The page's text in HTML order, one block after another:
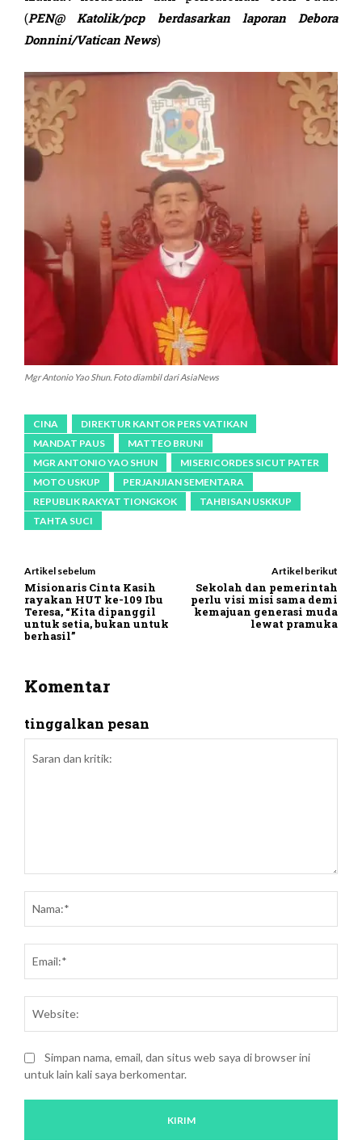
(PEN@ Katolik/pcp berdasarkan laporan Debora
Donnini/Vatican News)
Mgr Antonio Yao Shun. Foto diambil dari AsiaNews
CINA
DIREKTUR KANTOR PERS VATIKAN
MANDAT PAUS
MATTEO BRUNI
MGR ANTONIO YAO SHUN
MISERICORDES SICUT PATER
MOTO USKUP
PERJANJIAN SEMENTARA
REPUBLIK RAKYAT TIONGKOK
TAHBISAN USKKUP
TAHTA SUCI
Artikel sebelum
Misionaris Cinta Kasih
rayakan HUT ke-109 Ibu
Teresa, “Kita dipanggil
untuk setia, bukan untuk
berhasil”
Artikel berikut
Sekolah dan pemerintah
perlu visi misi sama demi
kemajuan generasi muda
lewat pramuka
Komentar
tinggalkan pesan
kritik:
Simpan nama, email, dan situs web saya di browser ini
untuk lain kali saya berkomentar.